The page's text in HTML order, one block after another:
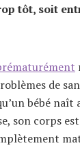
tôt, soit
de
bébé naît
son corps